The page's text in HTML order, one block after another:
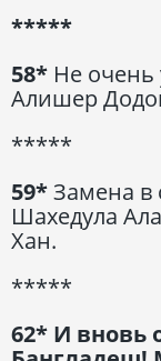
*****
58* Не очень
Алишер
*****
59*Замена в
Шахедула
Хан.
*****
62* И вновь